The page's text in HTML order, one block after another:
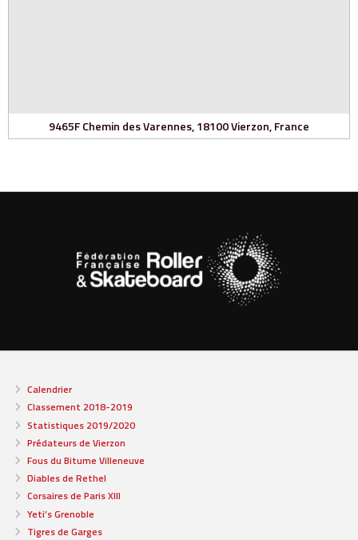
9465F Chemin des Varennes, 18100 Vierzon, France
Calendrier
Classement 2018-2019
Statistiques 2019/2020
Prédateurs de Vierzon
Fous du Bitume Villeneuve
Diables de Rethel
Corsaires de Paris XIII
Yeti’s Grenoble
Tigres de Garges